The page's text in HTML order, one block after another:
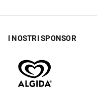
I NOSTRI SPONSOR